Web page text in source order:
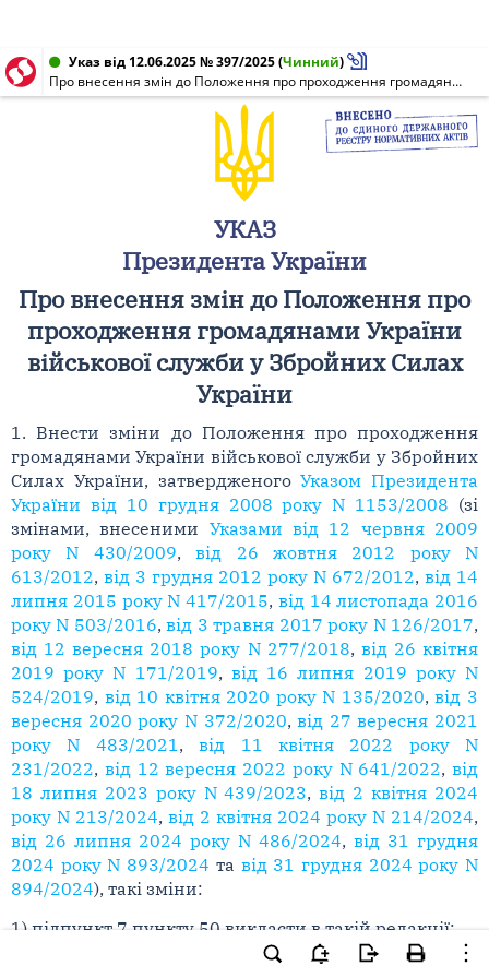
Указ від 12.06.2025 № 397/2025(Чинний)
Про внесення змін до Положення про проходження громадянами України військової служби у Збройних Силах України